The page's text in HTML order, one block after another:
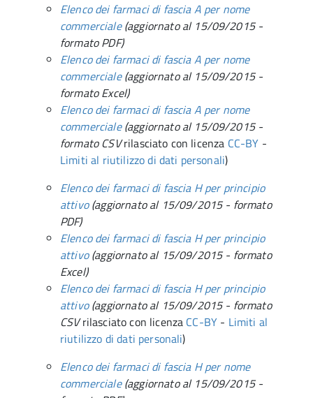
Elenco dei farmaci di fascia A per nome
commerciale(aggiornato al 15/09/2015-
formato PDF)
Elenco dei farmaci di fascia A per nome
commerciale (aggiornato al 15/09/2015-
formato Excel)
Elenco dei farmaci di fascia A per nome
commerciale(aggiornato al 15/09/2015-
formato CSVrilasciato con licenza CC-BY -
Limiti al riutilizzo di dati personali)
Elenco dei farmaci di fascia H per principio
attivo(aggiornato al 15/09/2015- formato
PDF)
Elenco dei farmaci di fascia H per principio
attivo(aggiornato al 15/09/2015- formato
Excel)
Elenco dei farmaci di fascia H per principio
attivo(aggiornato al 15/09/2015- formato
CSVrilasciato con licenza CC-BY - Limiti al
riutilizzo di dati personali)
Elenco dei farmaci di fascia H per nome
commerciale(aggiornato al 15/09/2015-